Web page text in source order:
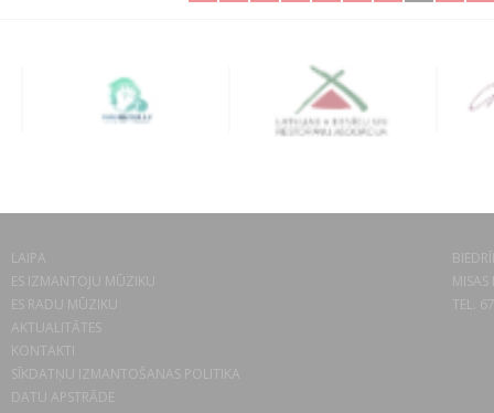
LAIPA
ES IZMANTOJU MŪZIKU
ES RADU MŪZIKU
AKTUALITĀTES
KONTAKTI
SĪKDATŅU IZMANTOŠANAS POLITIKA
DATU APSTRĀDE
TEL.